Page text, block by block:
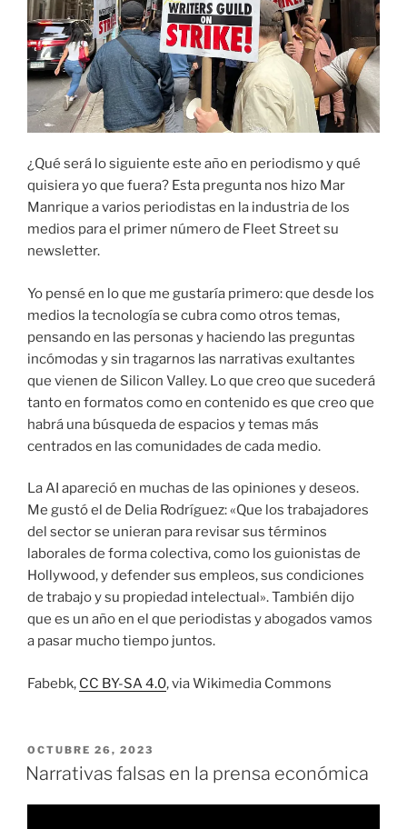
¿Qué será lo siguiente este año en periodismo y qué
quisiera yo que fuera? Esta pregunta nos hizo Mar
Manrique a varios periodistas en la industria de los
medios para el primer número de Fleet Street su
newsletter.
Yo pensé en lo que me gustaría primero: que desde los
medios la tecnología se cubra como otros temas,
pensando en las personas y haciendo las preguntas
incómodas y sin tragarnos las narrativas exultantes
que vienen de Silicon Valley. Lo que creo que sucederá
tanto en formatos como en contenido es que creo que
habrá una búsqueda de espacios y temas más
centrados en las comunidades de cada medio.
La AI apareció en muchas de las opiniones y deseos.
Me gustó el de Delia Rodríguez: «Que los trabajadores
del sector se unieran para revisar sus términos
laborales de forma colectiva, como los guionistas de
Hollywood, y defender sus empleos, sus condiciones
de trabajo y su propiedad intelectual». También dijo
que es un año en el que periodistas y abogados vamos
a pasar mucho tiempo juntos.
Fabebk, CC BY-SA 4.0, via Wikimedia Commons
PUBLICADO
EL
OCTUBRE 26, 2023
Narrativas falsas en la prensa económica